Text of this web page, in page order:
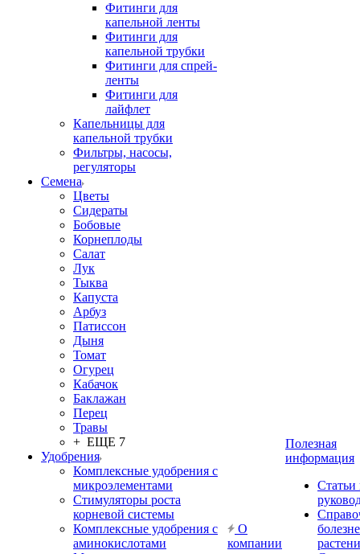
Фитинги для
капельной ленты
Фитинги для
капельной трубки
Фитинги для спрей-
ленты
Фитинги для
лайфлет
Капельницы для
капельной трубки
Фильтры, насосы,
регуляторы
Семена
Цветы
Сидераты
Бобовые
Корнеплоды
Салат
Лук
Тыква
Капуста
Арбуз
Патиссон
Дыня
Томат
Огурец
Кабачок
Баклажан
Перец
Травы
+ ЕЩЕ 7
Удобрения
Комплексные удобрения с
микроэлементами
Стимуляторы роста
корневой системы
Комплексные удобрения с
аминокислотами
О
компании
Полезная
информация
Статьи